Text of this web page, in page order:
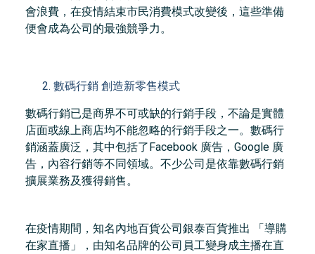
會浪費，在疫情結束市民消費模式改變後，這些準備
便會成為公司的最強競爭力。
數碼行銷 創造新零售模式
數碼行銷已是商界不可或缺的行銷手段，不論是實體
店面或線上商店均不能忽略的行銷手段之一。數碼行
銷涵蓋廣泛，其中包括了Facebook 廣告，Google 廣
告，內容行銷等不同領域。不少公司是依靠數碼行銷
擴展業務及獲得銷售。
在疫情期間，知名內地百貨公司銀泰百貨推出 「導購
在家直播」，由知名品牌的公司員工變身成主播在直